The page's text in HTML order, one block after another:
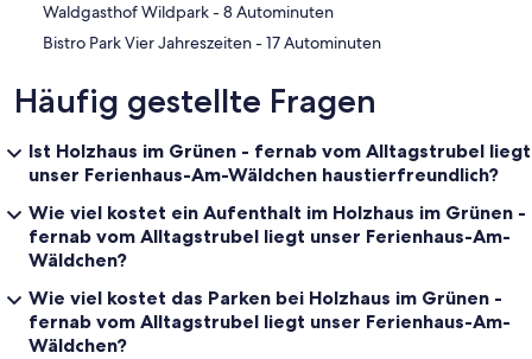
‪Waldgasthof Wildpark - ‬8 Autominuten
‪Bistro Park Vier Jahreszeiten - ‬17 Autominuten
Häufig gestellte Fragen
Ist Holzhaus im Grünen - fernab vom Alltagstrubel liegt
unser Ferienhaus-Am-Wäldchen haustierfreundlich?
Wie viel kostet ein Aufenthalt im Holzhaus im Grünen -
fernab vom Alltagstrubel liegt unser Ferienhaus-Am-
Wäldchen?
Wie viel kostet das Parken bei Holzhaus im Grünen -
fernab vom Alltagstrubel liegt unser Ferienhaus-Am-
Wäldchen?